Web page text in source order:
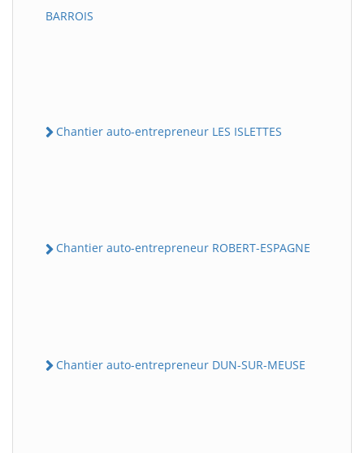
BARROIS
Chantier auto-entrepreneur LES ISLETTES
Chantier auto-entrepreneur ROBERT-ESPAGNE
Chantier auto-entrepreneur DUN-SUR-MEUSE